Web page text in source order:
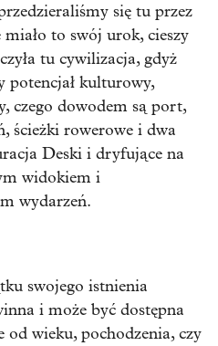
się tu przez
to swój urok, cieszy
tu cywilizacja, gdyż
potencjał kulturowy,
czego dowodem są port,
ścieżki rowerowe i dwa
Deski i dryfujące na
widokiem i
wydarzeń.
swojego istnienia
i może być dostępna
od wieku, pochodzenia, czy